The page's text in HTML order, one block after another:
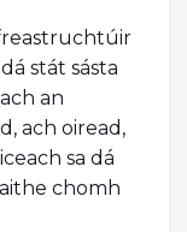
stát sásta
an
ach oiread,
sa dá
chomh